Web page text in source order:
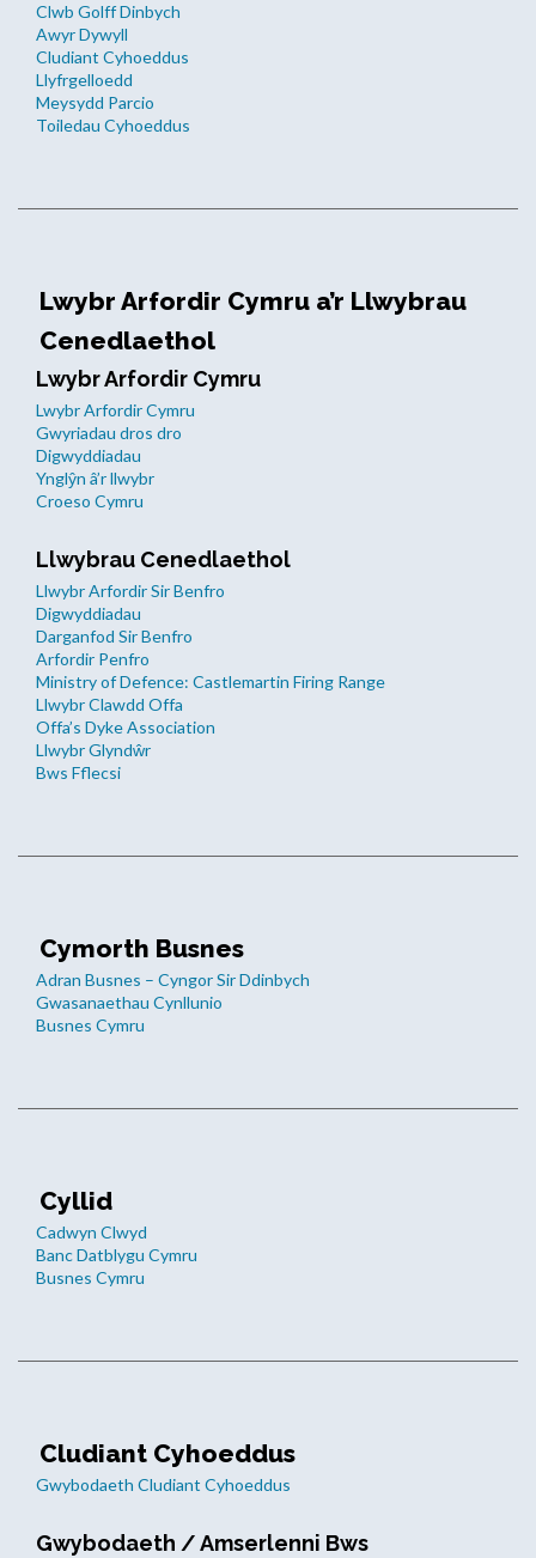
Clwb Golff Dinbych
Awyr Dywyll
Cludiant Cyhoeddus
Llyfrgelloedd
Meysydd Parcio
Toiledau Cyhoeddus
Lwybr Arfordir Cymru a’r Llwybrau
Cenedlaethol
Lwybr Arfordir Cymru
Lwybr Arfordir Cymru
Gwyriadau dros dro
Digwyddiadau
Ynglŷn â’r llwybr
Croeso Cymru
Llwybrau Cenedlaethol
Llwybr Arfordir Sir Benfro
Digwyddiadau
Darganfod Sir Benfro
Arfordir Penfro
Ministry of Defence: Castlemartin Firing Range
Llwybr Clawdd Offa
Offa’s Dyke Association
Llwybr Glyndŵr
Bws Fflecsi
Cymorth Busnes
Adran Busnes – Cyngor Sir Ddinbych
Gwasanaethau Cynllunio
Busnes Cymru
Cyllid
Cadwyn Clwyd
Banc Datblygu Cymru
Busnes Cymru
Cludiant Cyhoeddus
Gwybodaeth Cludiant Cyhoeddus
Gwybodaeth / Amserlenni Bws